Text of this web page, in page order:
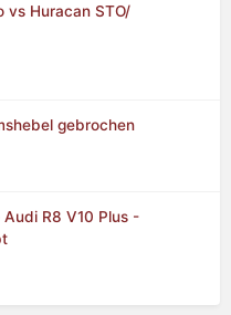
vs Huracan STO/
gebrochen
R8 V10 Plus -